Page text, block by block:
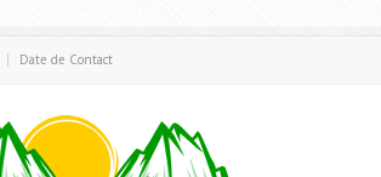
Date de Contact